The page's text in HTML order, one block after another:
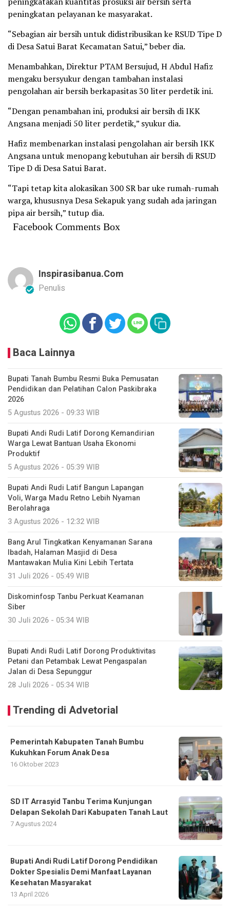
peningkatan pelayanan ke masyarakat.
“Sebagian air bersih untuk didistribusikan ke RSUD Tipe D
di Desa Satui Barat Kecamatan Satui,” beber dia.
Menambahkan, Direktur PTAM Bersujud, H Abdul Hafiz
mengaku bersyukur dengan tambahan instalasi
pengolahan air bersih berkapasitas 30 liter perdetik ini.
“Dengan penambahan ini, produksi air bersih di IKK
Angsana menjadi 50 liter perdetik,” syukur dia.
Hafiz membenarkan instalasi pengolahan air bersih IKK
Angsana untuk menopang kebutuhan air bersih di RSUD
Tipe D di Desa Satui Barat.
“Tapi tetap kita alokasikan 300 SR bar uke rumah-rumah
warga, khususnya Desa Sekapuk yang sudah ada jaringan
pipa air bersih,” tutup dia.
Facebook Comments Box
Inspirasibanua.com
Penulis
Baca Lainnya
Bupati Tanah Bumbu Resmi Buka Pemusatan
Pendidikan dan Pelatihan Calon Paskibraka
2026
5 Agustus 2026 - 09:33 WIB
Bupati Andi Rudi Latif Dorong Kemandirian
Warga Lewat Bantuan Usaha Ekonomi
Produktif
5 Agustus 2026 - 05:39 WIB
Bupati Andi Rudi Latif Bangun Lapangan
Voli, Warga Madu Retno Lebih Nyaman
Berolahraga
3 Agustus 2026 - 12:32 WIB
Bang Arul Tingkatkan Kenyamanan Sarana
Ibadah, Halaman Masjid di Desa
Mantawakan Mulia Kini Lebih Tertata
31 Juli 2026 - 05:49 WIB
Diskominfosp Tanbu Perkuat Keamanan
Siber
30 Juli 2026 - 05:34 WIB
Bupati Andi Rudi Latif Dorong Produktivitas
Petani dan Petambak Lewat Pengaspalan
Jalan di Desa Sepunggur
28 Juli 2026 - 05:34 WIB
Trending di Advetorial
Pemerintah Kabupaten Tanah Bumbu
Kukuhkan Forum Anak Desa
16 Oktober 2023
SD IT Arrasyid Tanbu Terima Kunjungan
Delapan Sekolah Dari Kabupaten Tanah Laut
7 Agustus 2024
Bupati Andi Rudi Latif Dorong Pendidikan
Dokter Spesialis Demi Manfaat Layanan
Kesehatan Masyarakat
13 April 2026